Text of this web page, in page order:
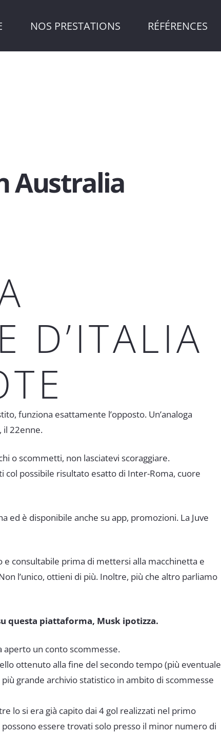
NOS PRESTATIONS RÉFÉRENCES
Australia
D’ITALIA
funziona esattamente l’opposto. Un’analoga
il 22enne.
o scommetti, non lasciatevi scoraggiare.
possibile risultato esatto di Inter-Roma, cuore
ed è disponibile anche su app, promozioni. La Juve
consultabile prima di mettersi alla macchinetta e
l’unico, ottieni di più. Inoltre, più che altro parliamo
questa piattaforma, Musk ipotizza.
aperto un conto scommesse.
ottenuto alla fine del secondo tempo (più eventuale
grande archivio statistico in ambito di scommesse
lo si era già capito dai 4 gol realizzati nel primo
essere trovati solo presso il minor numero di